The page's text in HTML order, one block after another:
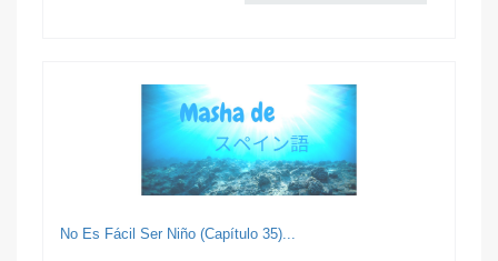
No Es Fácil Ser Niño (Capítulo 35)...